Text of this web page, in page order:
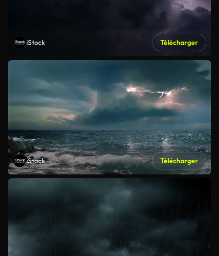
iStock Télécharger
iStock Télécharger